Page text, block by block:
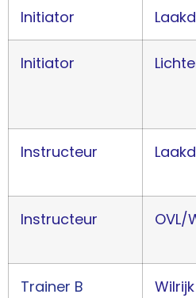
Initiator
Initiator
Instructeur
Instructeur OVL/
Trainer B Wilrijk